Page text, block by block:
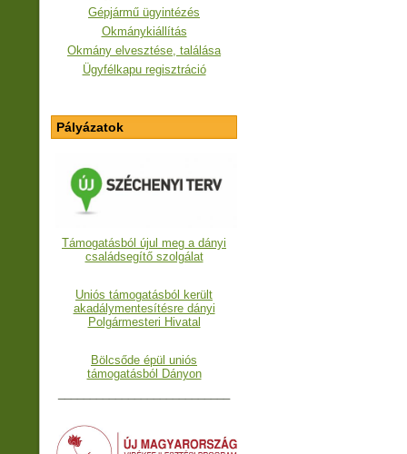
Gépjármű ügyintézés
Okmánykiállítás
Okmány elvesztése, találása
Ügyfélkapu regisztráció
Pályázatok
Támogatásból újul meg a dányi
családsegítő szolgálat
Uniós támogatásból került
akadálymentesítésre dányi
Polgármesteri Hivatal
Bölcsőde épül uniós
támogatásból Dányon